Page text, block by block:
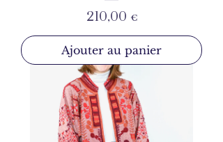
Prix
210,00 €
Ajouter au panier